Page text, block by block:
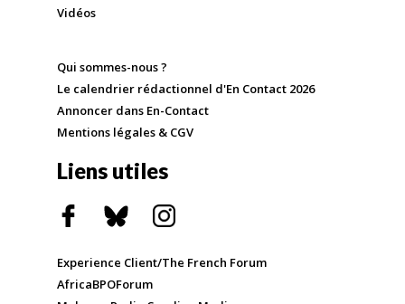
Vidéos
Qui sommes-nous ?
Le calendrier rédactionnel d'En Contact 2026
Annoncer dans En-Contact
Mentions légales & CGV
Liens utiles
Experience Client/The French Forum
AfricaBPOForum